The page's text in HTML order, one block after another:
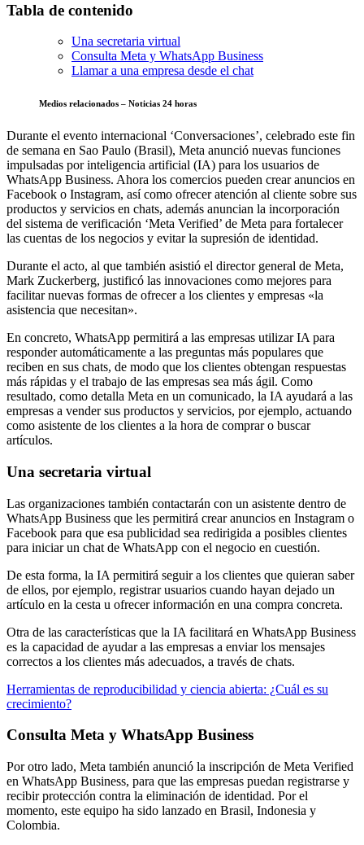
Tabla de contenido
Una secretaria virtual
Consulta Meta y WhatsApp Business
Llamar a una empresa desde el chat
Medios relacionados – Noticias 24 horas
Durante el evento internacional ‘Conversaciones’, celebrado este fin
de semana en Sao Paulo (Brasil), Meta anunció nuevas funciones
impulsadas por inteligencia artificial (IA) para los usuarios de
WhatsApp Business. Ahora los comercios pueden crear anuncios en
Facebook o Instagram, así como ofrecer atención al cliente sobre sus
productos y servicios en chats, además anuncian la incorporación
del sistema de verificación ‘Meta Verified’ de Meta para fortalecer
las cuentas de los negocios y evitar la supresión de identidad.
Durante el acto, al que también asistió el director general de Meta,
Mark Zuckerberg, justificó las innovaciones como mejores para
facilitar nuevas formas de ofrecer a los clientes y empresas «la
asistencia que necesitan».
En concreto, WhatsApp permitirá a las empresas utilizar IA para
responder automáticamente a las preguntas más populares que
reciben en sus chats, de modo que los clientes obtengan respuestas
más rápidas y el trabajo de las empresas sea más ágil. Como
resultado, como detalla Meta en un comunicado, la IA ayudará a las
empresas a vender sus productos y servicios, por ejemplo, actuando
como asistente de los clientes a la hora de comprar o buscar
artículos.
Una secretaria virtual
Las organizaciones también contactarán con un asistente dentro de
WhatsApp Business que les permitirá crear anuncios en Instagram o
Facebook para que esa publicidad sea redirigida a posibles clientes
para iniciar un chat de WhatsApp con el negocio en cuestión.
De esta forma, la IA permitirá seguir a los clientes que quieran saber
de ellos, por ejemplo, registrar usuarios cuando hayan dejado un
artículo en la cesta u ofrecer información en una compra concreta.
Otra de las características que la IA facilitará en WhatsApp Business
es la capacidad de ayudar a las empresas a enviar los mensajes
correctos a los clientes más adecuados, a través de chats.
Herramientas de reproducibilidad y ciencia abierta: ¿Cuál es su
crecimiento?
Consulta Meta y WhatsApp Business
Por otro lado, Meta también anunció la inscripción de Meta Verified
en WhatsApp Business, para que las empresas puedan registrarse y
recibir protección contra la eliminación de identidad. Por el
momento, este equipo ha sido lanzado en Brasil, Indonesia y
Colombia.